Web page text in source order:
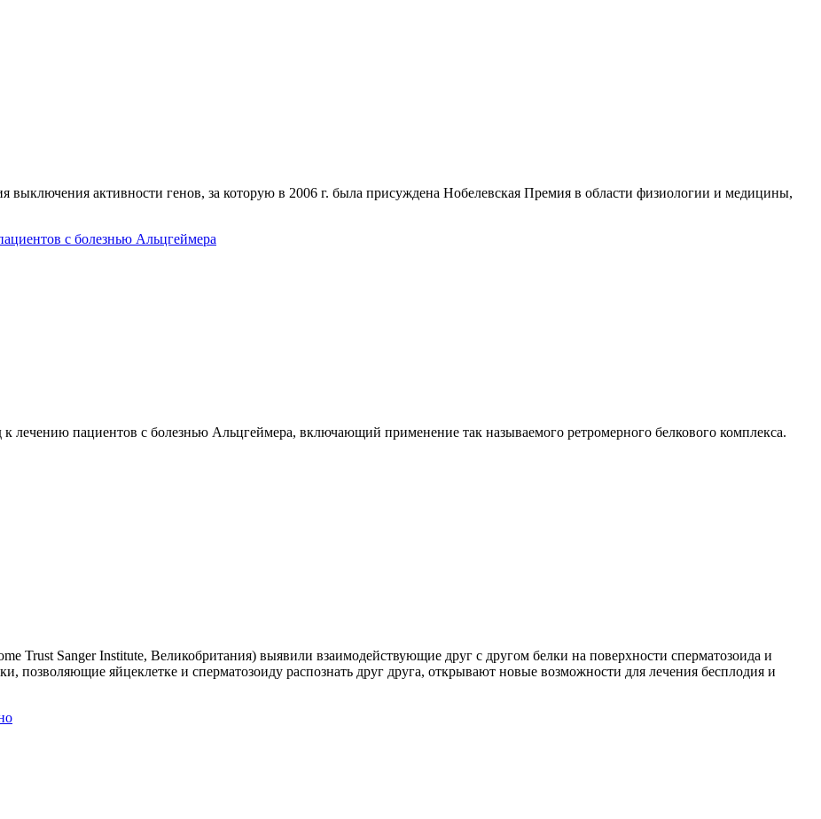
выключения активности генов, за которую в 2006 г. была присуждена Нобелевская Премия в области физиологии и медицины,
с болезнью Альцгеймера
лечению пациентов с болезнью Альцгеймера, включающий применение так называемого ретромерного белкового комплекса.
Trust Sanger Institute, Великобритания) выявили взаимодействующие друг с другом белки на поверхности сперматозоида и
позволяющие яйцеклетке и сперматозоиду распознать друг друга, открывают новые возможности для лечения бесплодия и